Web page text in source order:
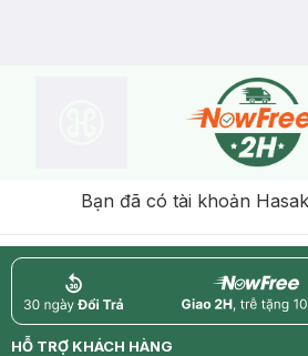
Bạn đã có tài khoản
return nowfree
HỖ TRỢ KHÁCH HÀNG